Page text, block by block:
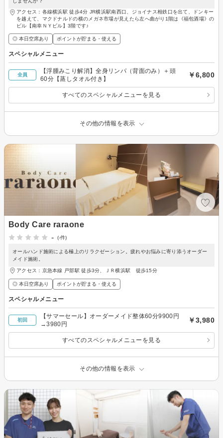
アクセス：各線横浜駅 徒歩4分 JR横浜駅南西口、ジョイナス相鉄口を出て、ドンキー
を越えて、マクドナルドの横のメガネ市場が見えたら左へ曲がり1階は《福包酒場》の
ビル【南幸ＮＹビル】3階です♪
◎ 本日空席あり ポイントが貯まる・使える
スペシャルメニュー
全員
【浮腫みこり解消】全身リンパ（背面のみ）＋頭
60分【蒸しタオル付き】
￥6,800
すべてのスペシャルメニューを見る
その他の情報を表示
Body Care raraone
-
(-件)
オールハンド施術による極上のリラクゼーション。疲れやお悩みに寄り添うオーダー
メイド施術。
アクセス：京急本線 戸部駅 徒歩3分、ＪＲ横浜駅 徒歩15分
◎ 本日空席あり ポイントが貯まる・使える
スペシャルメニュー
初回
【サマーセール】オーダーメイド整体60分9900円
→3980円
￥3,980
すべてのスペシャルメニューを見る
その他の情報を表示